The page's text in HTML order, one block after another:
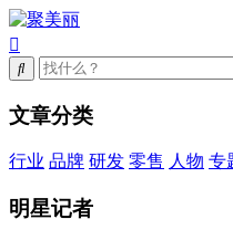
文章分类
行业 品牌 研发 零售 人物 专
明星记者